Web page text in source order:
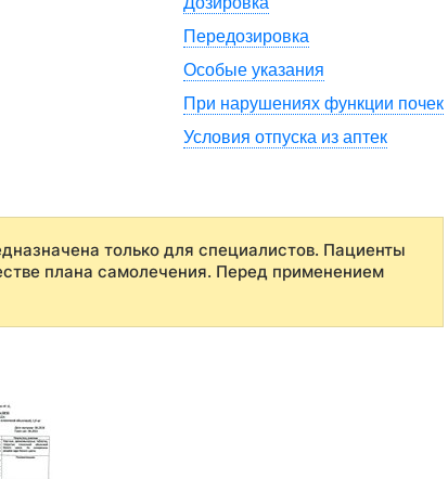
Передозировка
Особые указания
При нарушениях функции почек
Условия отпуска из аптек
только для специалистов. Пациенты
плана самолечения. Перед применением